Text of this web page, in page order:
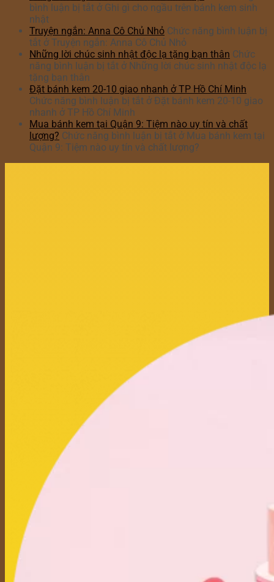
bình luận bị tắt ở Ghi gì cho ngầu trên bánh kem sinh
nhật
Truyện ngắn: Anna Cô Chủ Nhỏ Chức năng bình luận bị
tắt ở Truyện ngắn: Anna Cô Chủ Nhỏ
Những lời chúc sinh nhật độc lạ tặng bạn thân Chức
năng bình luận bị tắt ở Những lời chúc sinh nhật độc lạ
tặng bạn thân
Đặt bánh kem 20-10 giao nhanh ở TP Hồ Chí Minh
Chức năng bình luận bị tắt ở Đặt bánh kem 20-10 giao
nhanh ở TP Hồ Chí Minh
Mua bánh kem tại Quận 9: Tiệm nào uy tín và chất
lượng? Chức năng bình luận bị tắt ở Mua bánh kem tại
Quận 9: Tiệm nào uy tín và chất lượng?